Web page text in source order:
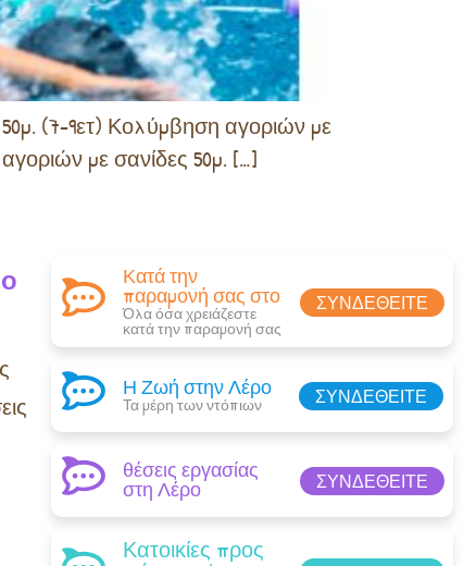
(7-9ετ) Κολύμβηση αγοριών με
με σανίδες 50μ. […]
Κατά την
παραμονή σας στο
Όλα όσα χρειάζεστε
κατά την παραμονή σας​
ΣΥΝΔΕΘΕΊΤΕ
Η Ζωή στην Λέρο
Τα μέρη των ντόπιων ΣΥΝΔΕΘΕΊΤΕ
θέσεις εργασίας
στη Λέρο ΣΥΝΔΕΘΕΊΤΕ
Κατοικίες προς